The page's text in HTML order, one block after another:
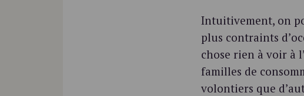
Intuitivement, on
plus contraints
chose rien à voir à
familles de
volontiers que